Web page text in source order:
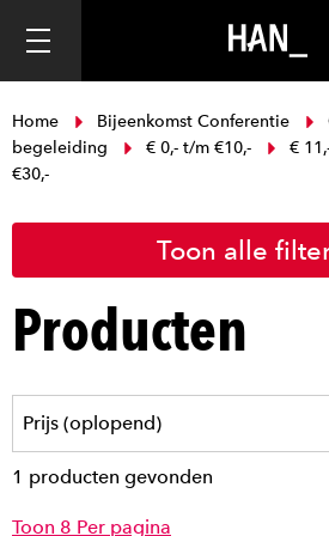
Home Bijeenkomst Conferentie
begeleiding
€ 0,- t/m €10,- €
€30,-
Toon alle
Producten
1 producten gevonden
Toon 8 Per pagina